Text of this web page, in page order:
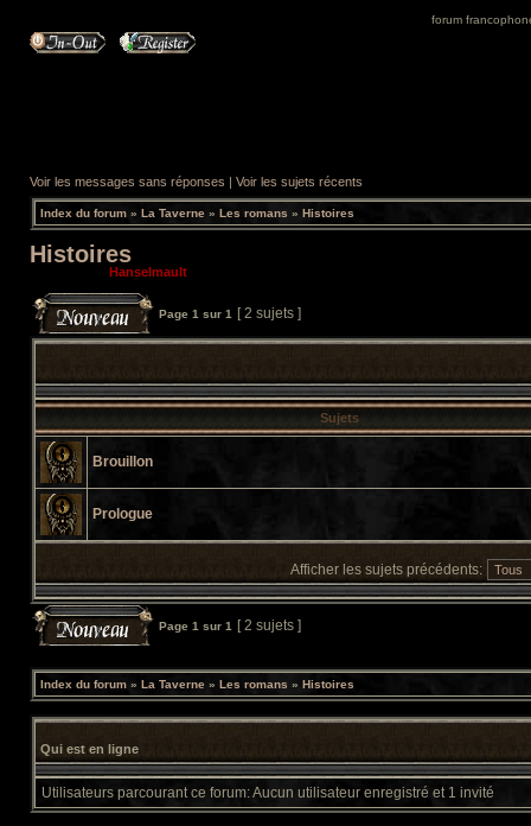
forum
Voir les messages sans réponses | Voir les sujets récents
Index du forum » La Taverne » Les romans » Histoires
Histoires
Hanselmault
Page 1 sur 1 [ 2 sujets ]
Sujets
Brouillon
Prologue
Afficher les sujets précédents:
Page 1 sur 1 [ 2 sujets ]
Index du forum » La Taverne » Les romans » Histoires
Qui est en ligne
Utilisateurs parcourant ce forum: Aucun utilisateur enregistré et 1 invité